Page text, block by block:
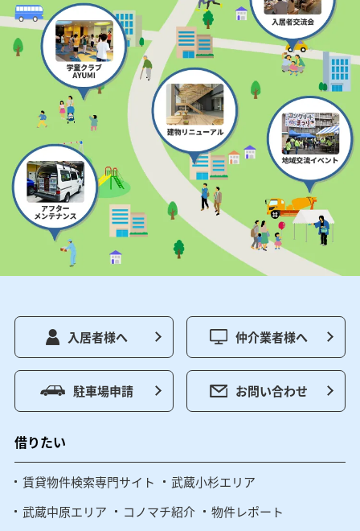
入居者様へ 仲介業者様へ
駐車場申請 お問い合わせ
借りたい
賃貸物件検索専門サイト
武蔵小杉エリア
武蔵中原エリア
コノマチ紹介
物件レポート